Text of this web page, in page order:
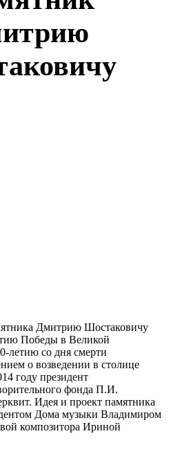
Дмитрию Шостаковичу
Победы в Великой
летию со дня смерти
о возведении в столице
году президент
фонда П.И.
Идея и проект памятника
Дома музыки Владимиром
композитора Ириной